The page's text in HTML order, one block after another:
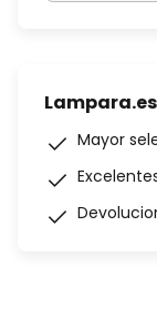
Lampara.es
Mayor